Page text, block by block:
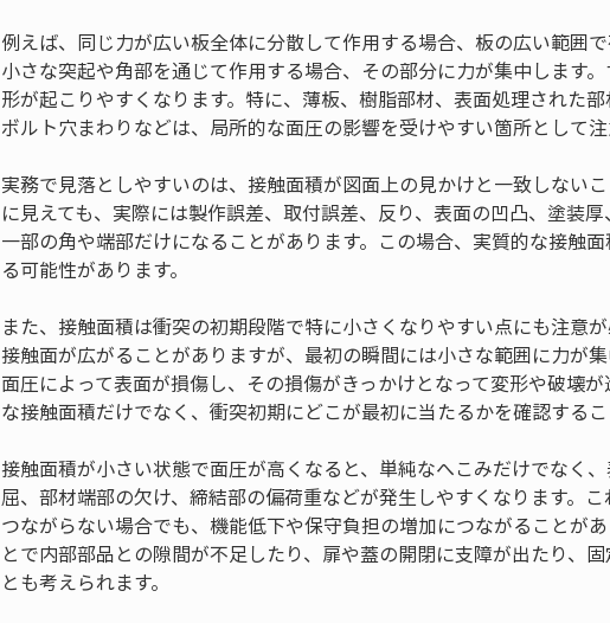
例えば、同じ力が広い板全体に分散して作用する場合、板の広い範囲
小さな突起や角部を通じて作用する場合、その部分に力が集中します
形が起こりやすくなります。特に、薄板、樹脂部材、表面処理された
ボルト穴まわりなどは、局所的な面圧の影響を受けやすい箇所として注
実務で見落としやすいのは、接触面積が図面上の見かけと一致しない
に見えても、実際には製作誤差、取付誤差、反り、表面の凹凸、塗装
一部の角や端部だけになることがあります。この場合、実質的な接触
る可能性があります。
また、接触面積は衝突の初期段階で特に小さくなりやすい点にも注意
接触面が広がることがありますが、最初の瞬間には小さな範囲に力が
面圧によって表面が損傷し、その損傷がきっかけとなって変形や破壊
な接触面積だけでなく、衝突初期にどこが最初に当たるかを確認するこ
接触面積が小さい状態で面圧が高くなると、単純なへこみだけでなく
屈、部材端部の欠け、締結部の偏荷重などが発生しやすくなります。
つながらない場合でも、機能低下や保守負担の増加につながることが
とで内部部品との隙間が不足したり、扉や蓋の開閉に支障が出たり、
とも考えられます。